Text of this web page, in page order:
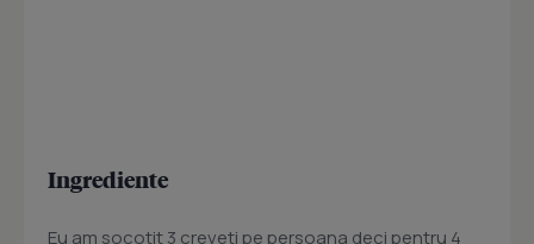
Ingrediente
Eu am socotit 3 creveti pe persoana deci pentru 4